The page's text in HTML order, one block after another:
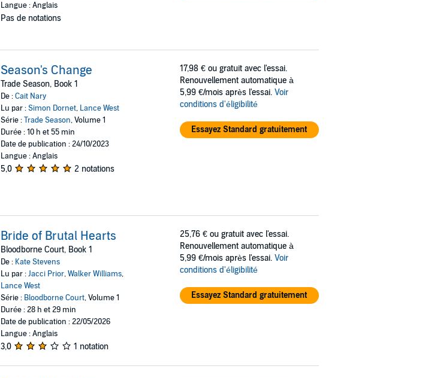
Langue : Anglais
Pas de notations
Season's Change
Trade Season, Book 1
De :Cait Nary
Lu par :Simon Dornet, Lance West
Série :Trade Season, Volume 1
Durée : 10 h et 55 min
Date de publication : 24/10/2023
Langue : Anglais
5,0 2 notations
17,98 € ou gratuit avec l'essai.
Renouvellement automatique à
5,99 €/mois après l'essai. Voir
conditions d'éligibilité
Essayez Standard gratuitement
Bride of Brutal Hearts
Bloodborne Court, Book 1
De : Kate Stevens
Lu par :Jacci Prior,Walker Williams,
Lance West
Série : Bloodborne Court, Volume 1
Durée : 28 h et 29 min
Date de publication : 22/05/2026
Langue : Anglais
3,0 1 notation
25,76 € ou gratuit avec l'essai.
Renouvellement automatique à
5,99 €/mois après l'essai. Voir
conditions d'éligibilité
Essayez Standard gratuitement